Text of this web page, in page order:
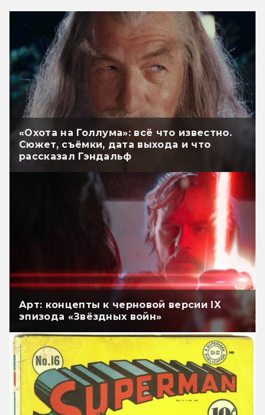
«Охота на Голлума»: всё что известно.
Сюжет, съёмки, дата выхода и что
рассказал Гэндальф
Арт: концепты к черновой версии IX
эпизода «Звёздных войн»